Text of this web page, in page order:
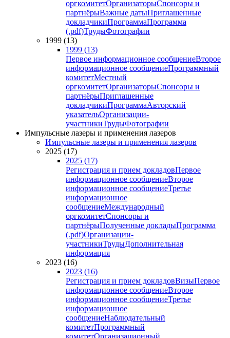
оргкомитетОрганизаторыСпонсоры и
партнёрыВажные датыПриглашенные
докладчикиПрограммаПрограмма
(.pdf)ТрудыФотографии
1999 (13)
1999 (13)
Первое информационное сообщениеВторое
информационное сообщениеПрограммный
комитетМестный
оргкомитетОрганизаторыСпонсоры и
партнёрыПриглашенные
докладчикиПрограммаАвторский
указательОрганизации-
участникиТрудыФотографии
Импульсные лазеры и применения лазеров
Импульсные лазеры и применения лазеров
2025 (17)
2025 (17)
Регистрация и прием докладовПервое
информационное сообщениеВторое
информационное сообщениеТретье
информационное
сообщениеМеждународный
оргкомитетСпонсоры и
партнёрыПолученные докладыПрограмма
(.pdf)Организации-
участникиТрудыДополнительная
информация
2023 (16)
2023 (16)
Регистрация и прием докладовВизыПервое
информационное сообщениеВторое
информационное сообщениеТретье
информационное
сообщениеНаблюдательный
комитетПрограммный
комитетОрганизационный